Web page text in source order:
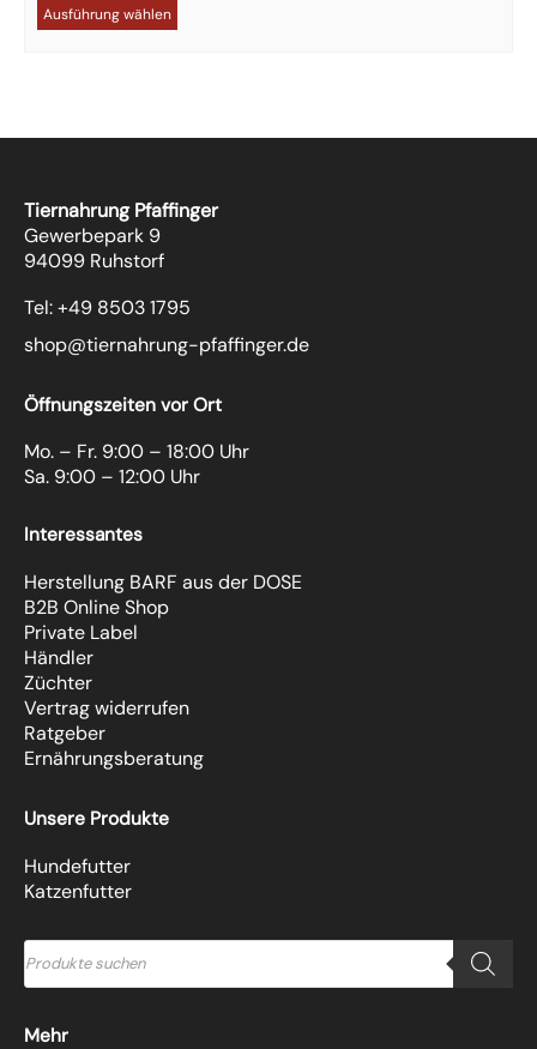
Ausführung wählen
Tiernahrung Pfaffinger
Gewerbepark 9
94099 Ruhstorf
Tel: +49 8503 1795
shop@tiernahrung-pfaffinger.de
Öffnungszeiten vor Ort
Mo. – Fr. 9:00 – 18:00 Uhr
Sa. 9:00 – 12:00 Uhr
Interessantes
Herstellung BARF aus der DOSE
B2B Online Shop
Private Label
Händler
Züchter
Vertrag widerrufen
Ratgeber
Ernährungsberatung
Unsere Produkte
Hundefutter
Katzenfutter
Products
search
Mehr